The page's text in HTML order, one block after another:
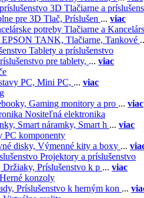
3D Tlačiarne a
pre 3D Tlač, Príslušen ... viac
Tlačiarne a
EPSON TANK, Tlačiarne, Tankové
Tablety a príslušenstvo
pre tablety, ... viac
PC, Mini PC, ... viac
Gaming monitory a pro ... viac
Nositeľná elektronika
Smart náramky, Smart h ... viac
PC komponenty
disky, Výmenné kity a boxy ...
Projektory a príslušenstvo
Držiaky, Príslušenstvo k p ... viac
Herné konzoly
Príslušenstvo k herným kon ...